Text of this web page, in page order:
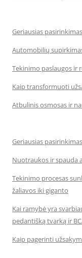
Geriausias
Automobilių
Tekinimo paslaugos ir
Kaip transformuoti
Atbulinis osmosas ir
Geriausias
Nuotraukos ir spauda
Tekinimo procesas
žaliavos iki giganto
Kai ramybė yra
pedantišką tvarką ir
Kaip pagerinti